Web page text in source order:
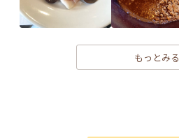
もっとみる